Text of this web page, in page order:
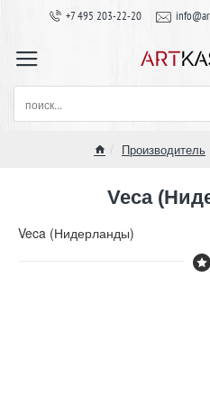
+7 495 203-22-20
поиск...
Производитель
Veca
Veca (Нидерланды)